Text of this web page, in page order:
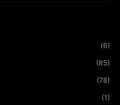
(6)
(85)
(78)
(1)